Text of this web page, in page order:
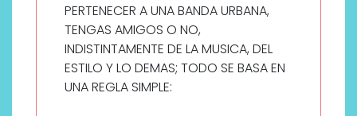
PERTENECER A UNA BANDA URBANA,
TENGAS AMIGOS O NO,
INDISTINTAMENTE DE LA MUSICA, DEL
ESTILO Y LO DEMAS; TODO SE BASA EN
UNA REGLA SIMPLE: